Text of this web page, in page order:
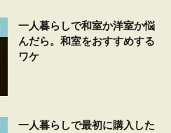
一人暮らしで和室か洋室か悩
んだら。和室をおすすめする
ワケ
一人暮らしで最初に購入した